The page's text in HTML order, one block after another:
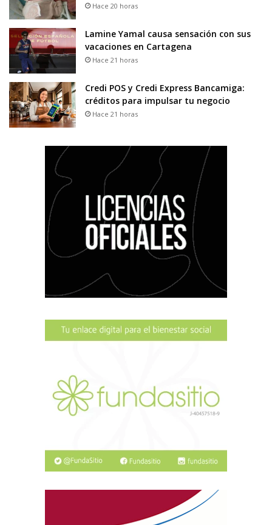
Hace 20 horas
Lamine Yamal causa sensación con sus
vacaciones en Cartagena
Hace 21 horas
Credi POS y Credi Express Bancamiga:
créditos para impulsar tu negocio
Hace 21 horas